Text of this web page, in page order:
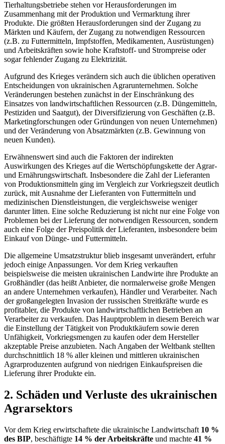
Tierhaltungsbetriebe stehen vor Herausforderungen im
Zusammenhang mit der Produktion und Vermarktung ihrer
Produkte. Die größten Herausforderungen sind der Zugang zu
Märkten und Käufern, der Zugang zu notwendigen Ressourcen
(z.B. zu Futtermitteln, Impfstoffen, Medikamenten, Ausrüstungen)
und Arbeitskräften sowie hohe Kraftstoff- und Strompreise oder
sogar fehlender Zugang zu Elektrizität.
Aufgrund des Krieges verändern sich auch die üblichen operativen
Entscheidungen von ukrainischen Agrarunternehmen. Solche
Veränderungen bestehen zunächst in der Einschränkung des
Einsatzes von landwirtschaftlichen Ressourcen (z.B. Düngemitteln,
Pestiziden und Saatgut), der Diversifizierung von Geschäften (z.B.
Marketingforschungen oder Gründungen von neuen Unternehmen)
und der Veränderung von Absatzmärkten (z.B. Gewinnung von
neuen Kunden).
Erwähnenswert sind auch die Faktoren der indirekten
Auswirkungen des Krieges auf die Wertschöpfungskette der Agrar-
und Ernährungswirtschaft. Insbesondere die Zahl der Lieferanten
von Produktionsmitteln ging im Vergleich zur Vorkriegszeit deutlich
zurück, mit Ausnahme der Lieferanten von Futtermitteln und
medizinischen Dienstleistungen, die vergleichsweise weniger
darunter litten. Eine solche Reduzierung ist nicht nur eine Folge von
Problemen bei der Lieferung der notwendigen Ressourcen, sondern
auch eine Folge der Preispolitik der Lieferanten, insbesondere beim
Einkauf von Dünge- und Futtermitteln.
Die allgemeine Umsatzstruktur blieb insgesamt unverändert, erfuhr
jedoch einige Anpassungen. Vor dem Krieg verkauften
beispielsweise die meisten ukrainischen Landwirte ihre Produkte an
Großhändler (das heißt Anbieter, die normalerweise große Mengen
an andere Unternehmen verkaufen), Händler und Verarbeiter. Nach
der großangelegten Invasion der russischen Streitkräfte wurde es
profitabler, die Produkte von landwirtschaftlichen Betrieben an
Verarbeiter zu verkaufen. Das Hauptproblem in diesem Bereich war
die Einstellung der Tätigkeit von Produktkäufern sowie deren
Unfähigkeit, Vorkriegsmengen zu kaufen oder dem Hersteller
akzeptable Preise anzubieten. Nach Angaben der Weltbank stellten
durchschnittlich 18 % aller kleinen und mittleren ukrainischen
Agrarproduzenten aufgrund von niedrigen Einkaufspreisen die
Lieferung ihrer Produkte ein.
2. Schäden und Verluste des ukrainischen
Agrarsektors
Vor dem Krieg erwirtschaftete die ukrainische Landwirtschaft 10 %
des BIP, beschäftigte 14 % der Arbeitskräfte und machte 41 %